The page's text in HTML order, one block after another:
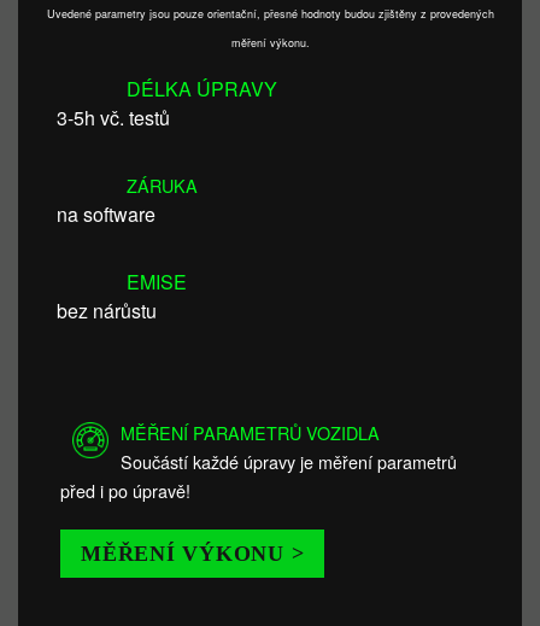
Uvedené parametry jsou pouze orientační, přesné hodnoty budou zjištěny z provedených
měření výkonu.
DÉLKA ÚPRAVY
3-5h vč. testů
ZÁRUKA
na software
EMISE
bez nárůstu
MĚŘENÍ PARAMETRŮ VOZIDLA
Součástí každé úpravy je měření parametrů
před i po úpravě!
MĚŘENÍ VÝKONU >